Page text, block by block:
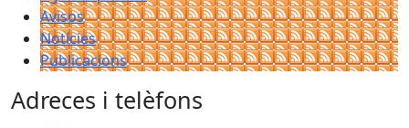
Avisos
Notícies
Publicacions
Adreces i telèfons